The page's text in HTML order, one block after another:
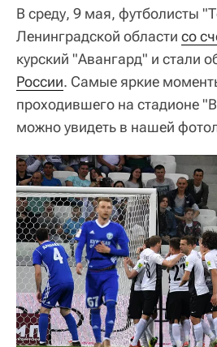
В среду, 9 мая, футболисты
Ленинградской области со
курский "Авангард" и стали
России. Самые яркие
проходившего на стадионе
можно увидеть в нашей